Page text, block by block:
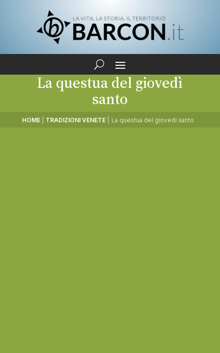
La questua del giovedì
santo
HOME TRADIZIONI VENETE La questua del giovedì santo